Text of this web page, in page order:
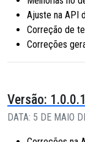
Ajuste na API
Correção de
Correções
Versão:
DATA: 5 DE MAIO